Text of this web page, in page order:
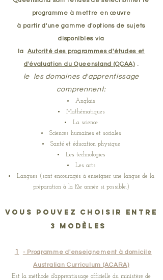
programme à mettre en œuvre
à partir d'une gamme d'options de sujets
disponibles via
la
Autorité des programmes d'études et
d'évaluation du Queensland (QCAA).
le
les domaines d'apprentissage
comprennent:
Anglais
Mathématiques
La science
Sciences humaines et sociales
Santé et éducation physique
Les technologies
Les arts
Langues (sont encouragés à enseigner une langue de la
préparation à la 12e année si possible.)
Vous pouvez choisir entre
3 modèles
1
- Programme d'enseignement à domicile
Australian Curriculum (ACARA)
Est la méthode d'apprentissage officielle du ministère de